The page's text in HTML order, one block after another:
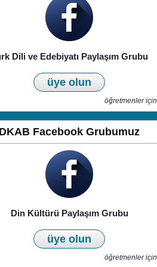
Dili ve Edebiyatı Paylaşım Grubu
üye olun
öğretmenler için
Facebook Grubumuz
Din Kültürü Paylaşım Grubu
üye olun
öğretmenler için